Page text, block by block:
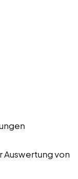
Auswertung von